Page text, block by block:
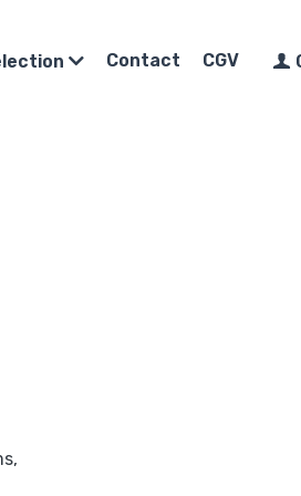
Contact CGV